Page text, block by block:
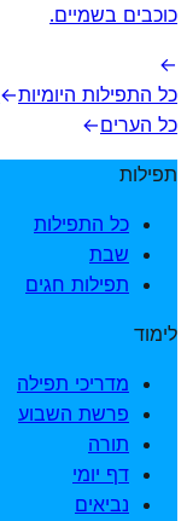
כוכבים בשמיים.
→
כל התפילות היומיות→
כל הערים→
תפילות
כל התפילות
שבת
תפילות חגים
לימוד
מדריכי תפילה
פרשת השבוע
תורה
דף יומי
נביאים